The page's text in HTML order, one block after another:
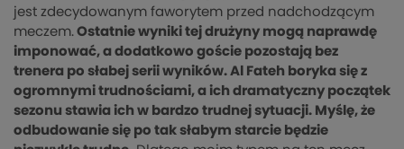
jest zdecydowanym faworytem przed nadchodzącym
meczem. Ostatnie wyniki tej drużyny mogą naprawdę
imponować, a dodatkowo goście pozostają bez
trenera po słabej serii wyników. Al Fateh boryka się z
ogromnymi trudnościami, a ich dramatyczny początek
sezonu stawia ich w bardzo trudnej sytuacji. Myślę, że
odbudowanie się po tak słabym starcie będzie